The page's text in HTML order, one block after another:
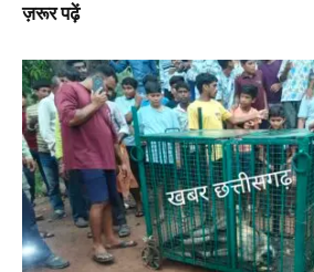
ज़रूर पढ़ें